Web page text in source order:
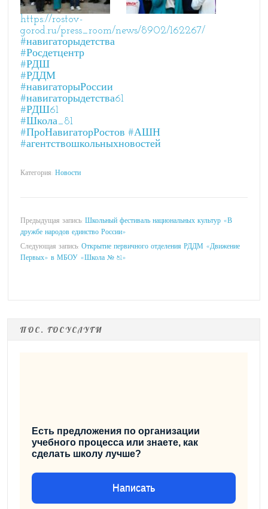
https://rostov-
gorod.ru/press_room/news/8902/162267/
#навигаторыдетства
#Росдетцентр
#РДШ
#РДДМ
#навигаторыРоссии
#навигаторыдетства61
#РДШ61
#Школа_81
#ПроНавигаторРостов #АШН
#агентствошкольныхновостей
Категория:Новости
Предыдущая запись:Школьный фестиваль национальных культур «В
дружбе народов единство России»
Следующая запись:Открытие первичного отделения РДДМ «Движение
Первых» в МБОУ «Школа № 81»
ПОС. ГОСУСЛУГИ
Есть предложения по организации
учебного процесса или знаете, как
сделать школу лучше?
Написать